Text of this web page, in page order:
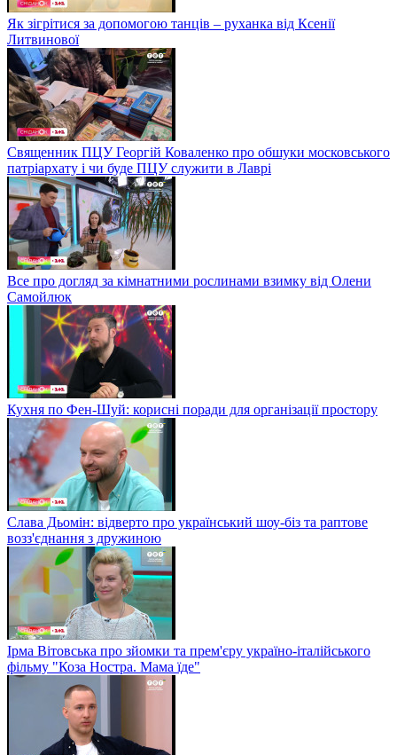
Як зігрітися за допомогою танців – руханка від Ксенії
Литвинової
Священник ПЦУ Георгій Коваленко про обшуки московського
патріархату і чи буде ПЦУ служити в Лаврі
Все про догляд за кімнатними рослинами взимку від Олени
Самойлюк
Кухня по Фен-Шуй: корисні поради для організації простору
Слава Дьомін: відверто про український шоу-біз та раптове
возз'єднання з дружиною
Ірма Вітовська про зйомки та прем'єру україно-італійського
фільму "Коза Ностра. Мама їде"